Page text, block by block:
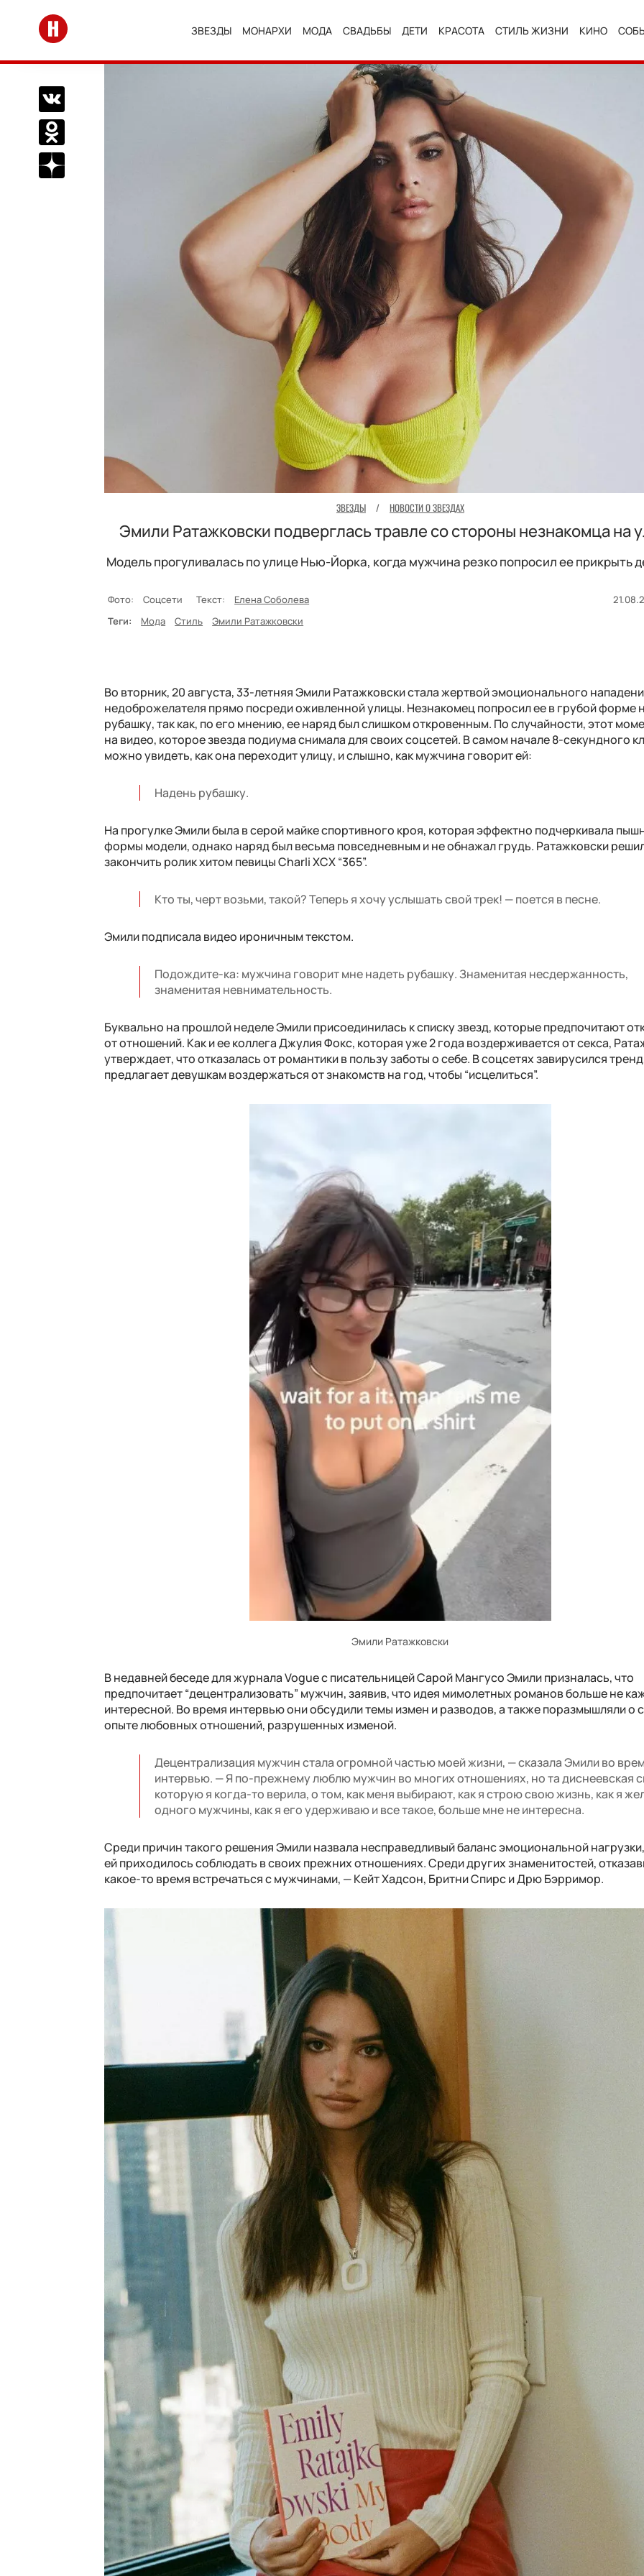
Перейти на главную
ЗВЕЗДЫ МОНАРХИ МОДА СВАДЬБЫ ДЕТИ КРАСОТА СТИЛЬ ЖИЗНИ КИНО
Поделиться Вконтакте
Поделиться в Одноклассниках
Подписаться на нас в Дзен
ЗВЕЗДЫ / НОВОСТИ О ЗВЕЗДАХ
Эмили Ратажковски подверглась травле со стороны незнакомца на
Модель прогуливалась по улице Нью-Йорка, когда мужчина резко попросил ее прикрыть
Фото: Соцсети Текст: Елена Соболева
Теги:
Мода Стиль Эмили Ратажковски
Во вторник, 20 августа, 33-летняя Эмили Ратажковски стала жертвой эмоционального
недоброжелателя прямо посреди оживленной улицы. Незнакомец попросил ее в грубой форме
рубашку, так как, по его мнению, ее наряд был слишком откровенным. По случайности, этот
на видео, которое звезда подиума снимала для своих соцсетей. В самом начале 8-секундного
можно увидеть, как она переходит улицу, и слышно, как мужчина говорит ей:
Надень рубашку.
На прогулке Эмили была в серой майке спортивного кроя, которая эффектно подчеркивала
формы модели, однако наряд был весьма повседневным и не обнажал грудь. Ратажковски
закончить ролик хитом певицы Charli XCX “365”.
Кто ты, черт возьми, такой? Теперь я хочу услышать свой трек! — поется в песне.
Эмили подписала видео ироничным текстом.
Подождите-ка: мужчина говорит мне надеть рубашку. Знаменитая несдержанность,
знаменитая невнимательность.
Буквально на прошлой неделе Эмили присоединилась к списку звезд, которые предпочитают
от отношений. Как и ее коллега Джулия Фокс, которая уже 2 года воздерживается от секса,
утверждает, что отказалась от романтики в пользу заботы о себе. В соцсетях завирусился
предлагает девушкам воздержаться от знакомств на год, чтобы “исцелиться”.
Эмили Ратажковски
В недавней беседе для журнала Vogue с писательницей Сарой Мангусо Эмили призналась, что
предпочитает “децентрализовать” мужчин, заявив, что идея мимолетных романов больше не
интересной. Во время интервью они обсудили темы измен и разводов, а также поразмышляли о
опыте любовных отношений, разрушенных изменой.
Децентрализация мужчин стала огромной частью моей жизни, — сказала Эмили во
интервью. — Я по-прежнему люблю мужчин во многих отношениях, но та диснеевская
которую я когда-то верила, о том, как меня выбирают, как я строю свою жизнь, как я
одного мужчины, как я его удерживаю и все такое, больше мне не интересна.
Среди причин такого решения Эмили назвала несправедливый баланс эмоциональной
ей приходилось соблюдать в своих прежних отношениях. Среди других знаменитостей,
какое-то время встречаться с мужчинами, — Кейт Хадсон, Бритни Спирс и Дрю Бэрримор.